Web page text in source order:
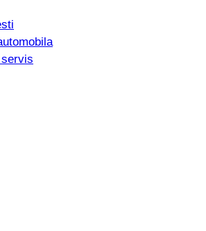
Što učiniti kada vaš